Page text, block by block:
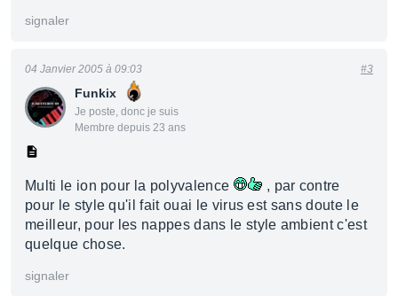
signaler
Funkix
Je poste, donc je suis
Membre depuis 23 ans
04 Janvier 2005 à 09:03 #3
Multi le ion pour la polyvalence
, par contre
pour le style qu'il fait ouai le virus est sans doute le
meilleur, pour les nappes dans le style ambient c'est
quelque chose.
signaler